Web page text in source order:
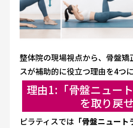
整体院の現場視点から、骨盤矯
スが補助的に役立つ理由を4つに
理由1:「骨盤ニュー
を取り戻
ピラティスでは 「骨盤ニュート